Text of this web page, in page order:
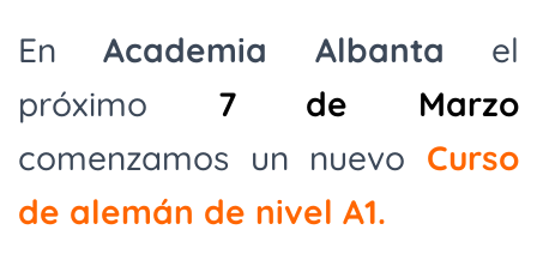
EnAcademia Albanta el
próximo 7 de Marzo
comenzamos un nuevo Curso
de alemán de nivel A1.